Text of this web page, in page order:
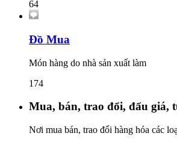
64
Đồ Mua
Món hàng do nhà sản xuất làm
174
Mua, bán, trao đổi, đấu giá,
Nơi mua bán, trao đổi hàng hóa các